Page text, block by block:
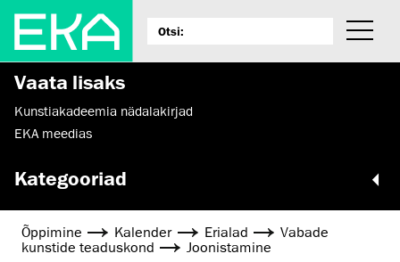
Vaata lisaks
Kunstiakadeemia nädalakirjad
EKA meedias
Kategooriad
Õppimine Kalender Erialad
Vabade
kunstide teaduskond
Joonistamine